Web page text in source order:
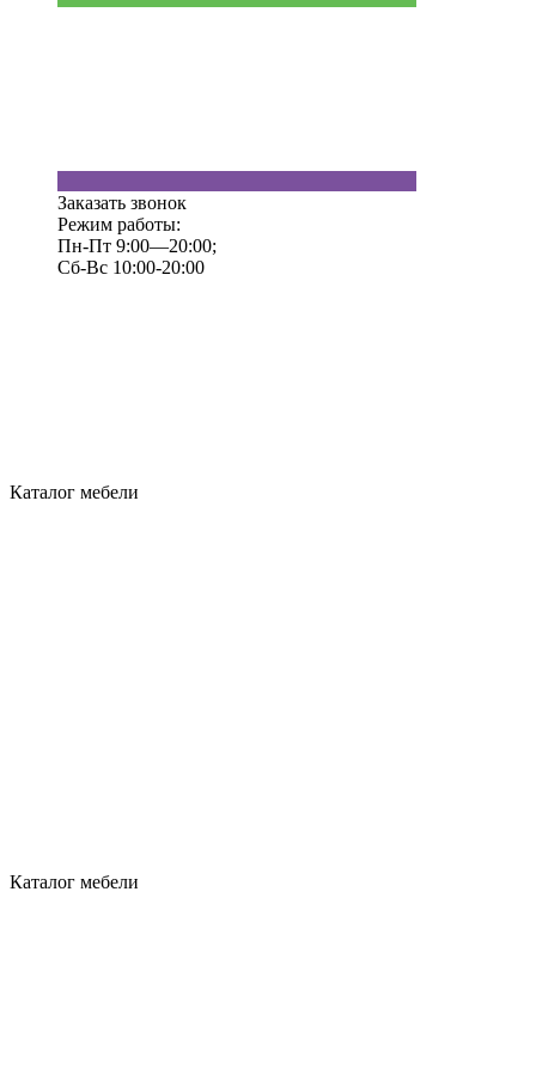
Заказать звонок
Режим работы:
Пн-Пт 9:00—20:00;
Сб-Вс 10:00-20:00
Каталог мебели
Каталог мебели